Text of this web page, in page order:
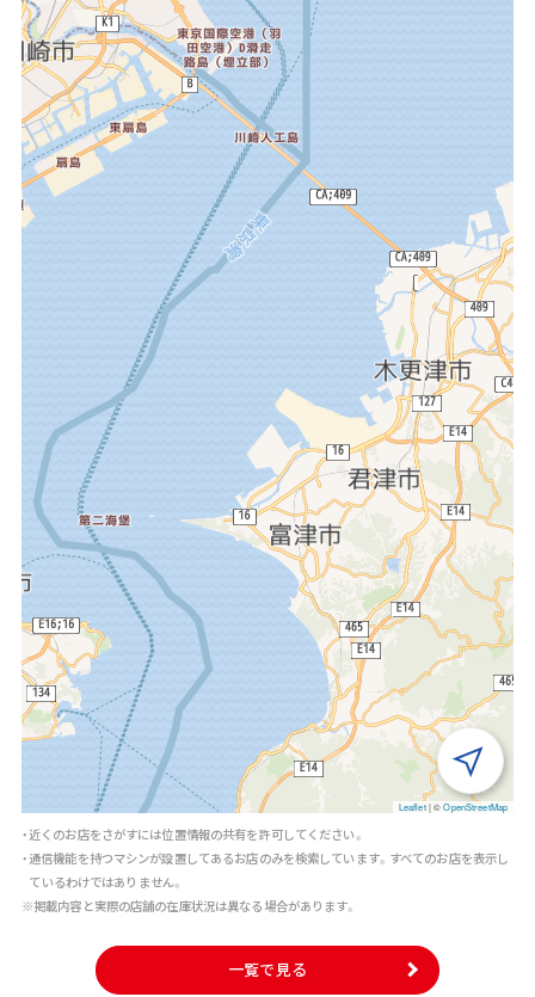
Leaflet |©OpenStreetMap
・近くのお店をさがすには位置情報の共有を許可してください。
・通信機能を持つマシンが設置してあるお店のみを検索しています。すべてのお店を表示し
ているわけではありません。
※掲載内容と実際の店舗の在庫状況は異なる場合があります。
一覧で見る